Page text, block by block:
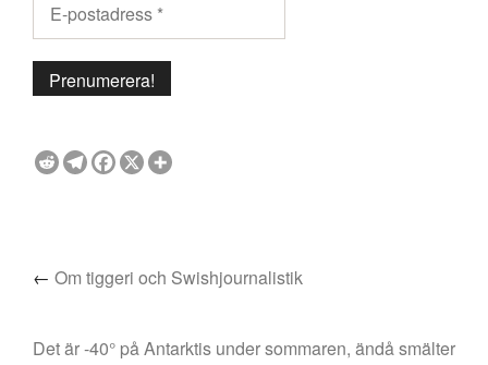
← Om tiggeri och Swishjournalistik
Det är -40° på Antarktis under sommaren, ändå smälter